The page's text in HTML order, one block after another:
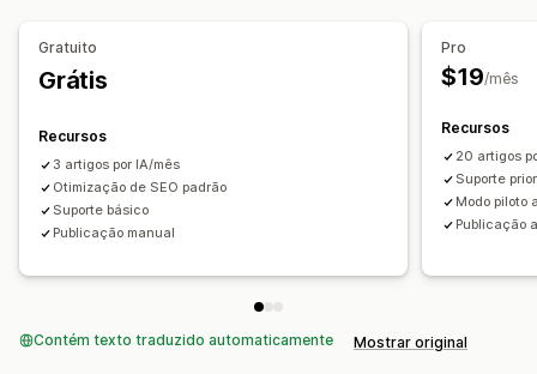
Otimização de palavra-chave
Tags alternativas
Análise de SEO
Links permanentes
Ferramenta de avaliação
Gratuito
Grátis
Recursos
3 artigos por IA/mês
Otimização de SEO padrão
Suporte básico
Publicação manual
Pro
$19/mês
Recursos
20 artigos
Suporte
Modo piloto
Publicação
Contém texto traduzido automaticamente Mostrar original